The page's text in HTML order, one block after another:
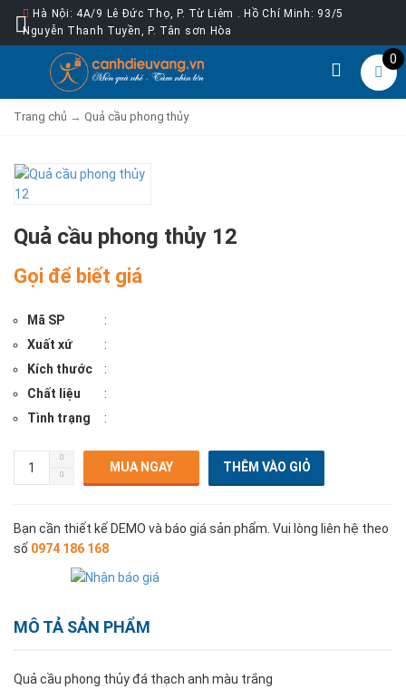
Hà Nội: 4A/9 Lê Đức Thọ, P. Từ Liêm . Hồ Chí Minh: 93/5
Nguyễn Thanh Tuyền, P. Tân sơn Hòa
0
Trang chủ → Quả cầu phong thủy
Quả cầu phong thủy 12
Gọi để biết giá
Mã SP
:
Xuất xứ
:
Kích thước
:
Chất liệu
:
Tình trạng
:
MUA NGAY
Bạn cần thiết kế DEMO và báo giá sản phẩm. Vui lòng liên hệ theo
số 0974 186 168
MÔ TẢ SẢN PHẨM
Quả cầu phong thủy đá thạch anh màu trắng